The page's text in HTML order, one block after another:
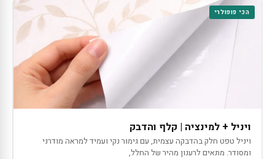
הכי פופולרי
ויניל + למינציה | קלף והדבק
ויניל טפט חלק בהדבקה עצמית, עם גימור נקי ועמיד למראה מודרני
ומסודר. מתאים לרענון מהיר של החלל,